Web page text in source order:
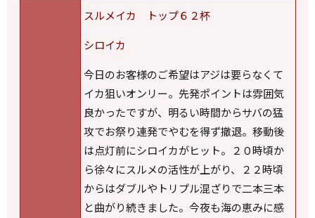
スルメイカ トップ６２杯
シロイカ
今日のお客様のご希望はアジは要らなくて
イカ狙いオンリー。先発ポイントは雰囲気
良かったですが、明るい時間からサバの猛
攻でお祭り連発でやむを得ず撤退。移動後
は点灯前にシロイカがヒット。２０時頃か
ら徐々にスルメの活性が上がり、２２時頃
からはダブルやトリプル混ざりで二本三本
と曲がり続きました。今夜も海の恵みに感